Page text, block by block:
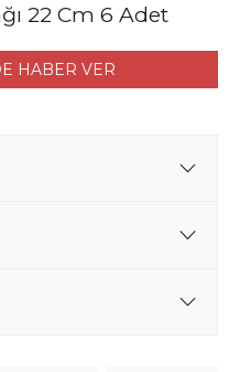
22 Cm 6 Adet
HABER VER